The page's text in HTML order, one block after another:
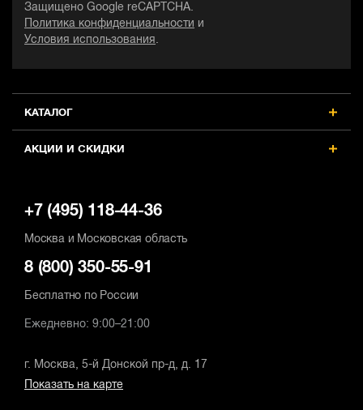
КАТАЛОГ
АКЦИИ И СКИДКИ
Защищено Google reCAPTCHA.
Политика конфиденциальности
и
Условия использования .
+7 (495) 118-44-36
Москва и Московская область
8 (800) 350-55-91
Бесплатно по России
Ежедневно: 9:00–21:00
г. Москва, 5-й Донской пр-д, д. 17
Показать на карте